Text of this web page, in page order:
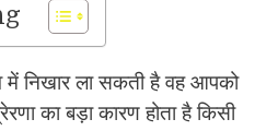
में निखार ला सकती है वह आपको
का बड़ा कारण होता है किसी